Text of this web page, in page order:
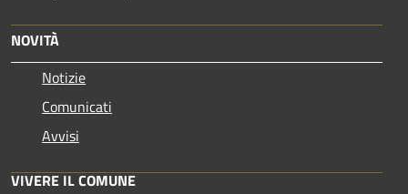
NOVITÀ
Notizie
Comunicati
Avvisi
VIVERE IL COMUNE